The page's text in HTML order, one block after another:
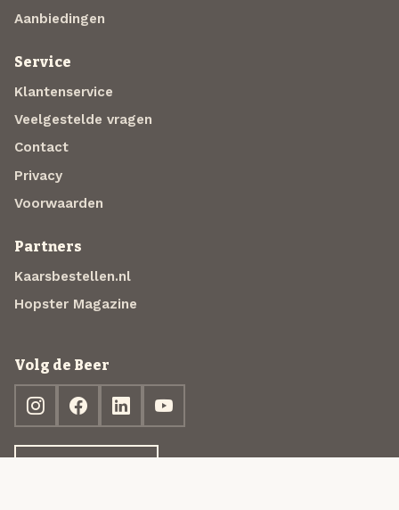
Aanbiedingen
Service
Klantenservice
Veelgestelde vragen
Contact
Privacy
Voorwaarden
Partners
Kaarsbestellen.nl
Hopster Magazine
Volg de Beer